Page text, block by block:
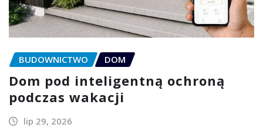
BUDOWNICTWO DOM
Dom pod inteligentną ochroną
podczas wakacji
lip 29, 2026